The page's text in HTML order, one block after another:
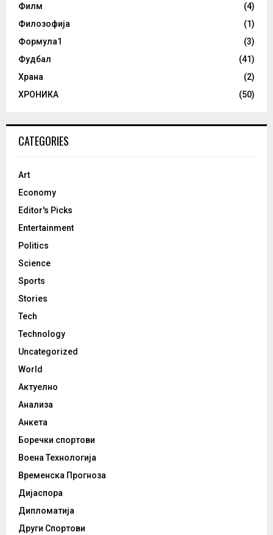
Филм
(4)
Филозофија
(1)
Формула1
(3)
Фудбал
(41)
Храна
(2)
ХРОНИКА
(50)
CATEGORIES
Art
Economy
Editor's Picks
Entertainment
Politics
Science
Sports
Stories
Tech
Technology
Uncategorized
World
Актуелно
Анализа
Анкета
Боречки спортови
Воена Технологија
Временска Прогноза
Дијаспора
Дипломатија
Други Спортови